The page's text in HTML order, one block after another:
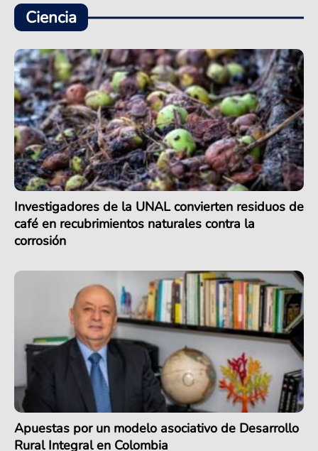
Ciencia
Investigadores de la UNAL convierten residuos de
café en recubrimientos naturales contra la
corrosión
Apuestas por un modelo asociativo de Desarrollo
Rural Integral en Colombia